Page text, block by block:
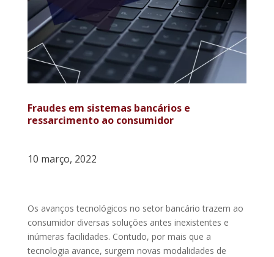
Fraudes em sistemas bancários e
ressarcimento ao consumidor
10 março, 2022
Os avanços tecnológicos no setor bancário trazem ao
consumidor diversas soluções antes inexistentes e
inúmeras facilidades. Contudo, por mais que a
tecnologia avance, surgem novas modalidades de